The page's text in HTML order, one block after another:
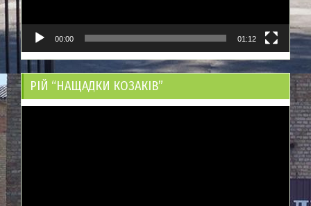
00:00 01:12
РІЙ “НАЩАДКИ КОЗАКІВ”